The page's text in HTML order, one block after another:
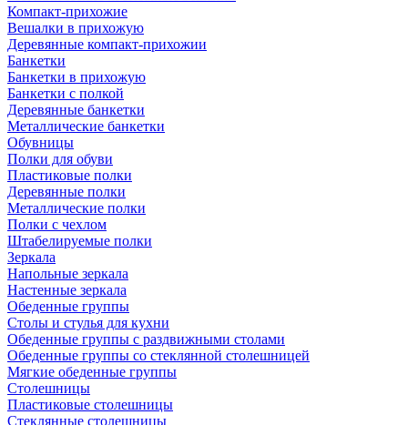
Компакт-прихожие
Вешалки в прихожую
Деревянные компакт-прихожии
Банкетки
Банкетки в прихожую
Банкетки с полкой
Деревянные банкетки
Металлические банкетки
Обувницы
Полки для обуви
Пластиковые полки
Деревянные полки
Металлические полки
Полки с чехлом
Штабелируемые полки
Зеркала
Напольные зеркала
Настенные зеркала
Обеденные группы
Столы и стулья для кухни
Обеденные группы с раздвижными столами
Обеденные группы со стеклянной столешницей
Мягкие обеденные группы
Столешницы
Пластиковые столешницы
Стеклянные столешницы